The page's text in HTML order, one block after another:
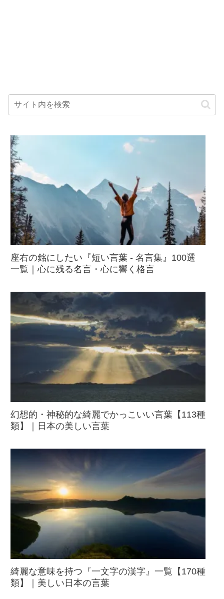
座右の銘にしたい『短い言葉 - 名言集』100選
一覧｜心に残る名言・心に響く格言
幻想的・神秘的な綺麗でかっこいい言葉【113種
類】｜日本の美しい言葉
綺麗な意味を持つ『一文字の漢字』一覧【170種
類】｜美しい日本の言葉